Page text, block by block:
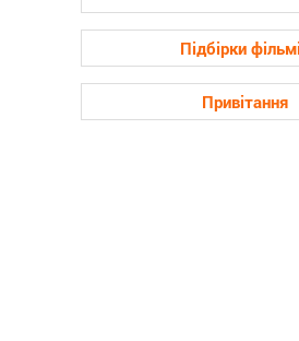
Підбірки
Привітання